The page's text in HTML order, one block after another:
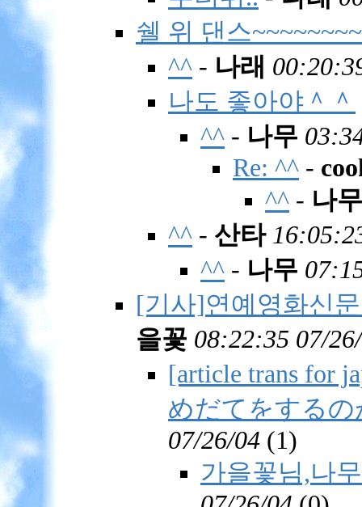
쉘 위 댄스
^^ - 나래
나도 좋아야＾＾
^^ - 나무
Re: ^^ -
^^ - 나무
^^ - 산타
^^ - 나무
[기사]연예영화신
을꽃 08:22:35 07/
[article trans for
めだてをする
07/26/04 (1)
가을꽃님,나